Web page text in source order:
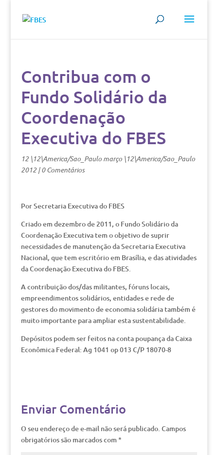
Contribua com o
Fundo Solidário da
Coordenação
Executiva do FBES
12 \12\America/Sao_Paulo março \12\America/Sao_Paulo
2012|0 Comentários
Por Secretaria Executiva do FBES
Criado em dezembro de 2011, o Fundo Solidário da
Coordenação Executiva tem o objetivo de suprir
necessidades de manutenção da Secretaria Executiva
Nacional, que tem escritório em Brasília, e das atividades
da Coordenação Executiva do FBES.
A contribuição dos/das militantes, fóruns locais,
empreendimentos solidários, entidades e rede de
gestores do movimento de economia solidária também é
muito importante para ampliar esta sustentabilidade.
Depósitos podem ser feitos na conta poupança da Caixa
Econômica Federal: Ag 1041 op 013 C/P 18070-8
Enviar Comentário
O seu endereço de e-mail não será publicado. Campos
obrigatórios são marcados com *